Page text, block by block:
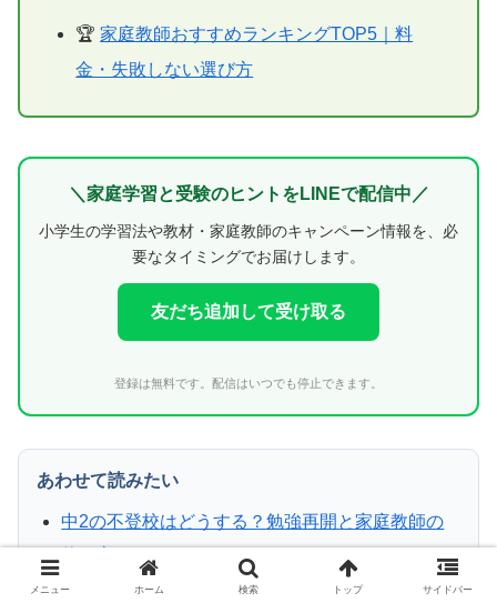
🏆家庭教師おすすめランキングTOP5｜料
金・失敗しない選び方
＼家庭学習と受験のヒントをLINEで配信中／
小学生の学習法や教材・家庭教師のキャンペーン情報を、必
要なタイミングでお届けします。
友だち追加して受け取る
登録は無料です。配信はいつでも停止できます。
あわせて読みたい
中2の不登校はどうする？勉強再開と家庭教師の
小学2年生の不登校｜親の対応と自宅学習の始め
メニュー ホーム 検索 トップ サイドバー